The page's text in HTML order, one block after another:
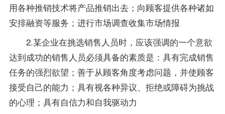
用各种推销技术将产品推销出去；向顾客提供各种诸如
安排融资等服务；进行市场调查收集市场情报
2.某企业在挑选销售人员时，应该强调的一个意欲
达到成功的销售人员必须具备的素质是：具有完成销售
任务的强烈欲望；善于从顾客角度考虑问题，并使顾客
接受自己的能力；具有视各种异议、拒绝或障碍为挑战
的心理；具有自信力和自我驱动力